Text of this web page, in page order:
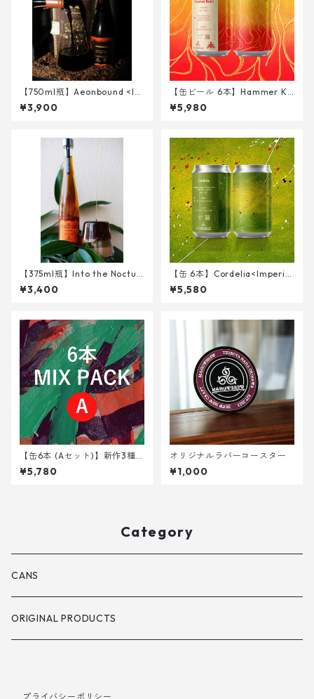
【750ml瓶】Aeonbound <Im
perial Stout w/ Cacao husk,
KOKUTO>
¥3,900
【缶ビール 6本】Hammer Kr
ushed Brain <Triple IPA> 34
0ml
¥5,980
【375ml瓶】Into the Noctur
nal Ritual of Shamanic Emb
ers <Metheglin>
¥3,400
【缶 6本】Cordelia<Imperial
Gose w/ Watermelon, Cucu
mber, Lychee> 340ml
¥5,580
【缶6本 (Aセット)】新作3種 <
GERE,SEO,HKB>
¥5,780
オリジナルラバーコースター
¥1,000
Category
CANS
ORIGINAL PRODUCTS
プライバシーポリシー